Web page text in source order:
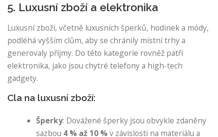
5. Luxusní zboží a elektronika
Luxusní zboží, včetně luxusních šperků, hodinek a módy,
podléhá vyšším clům, aby se chránily místní trhy a
generovaly příjmy. Do této kategorie rovněž patří
elektronika, jako jsou chytré telefony a high-tech
gadgety.
Cla na luxusní zboží:
Šperky: Dovážené šperky jsou obvykle zdaněny
sazbou 4 % až 10 %v závislosti na materiálu a